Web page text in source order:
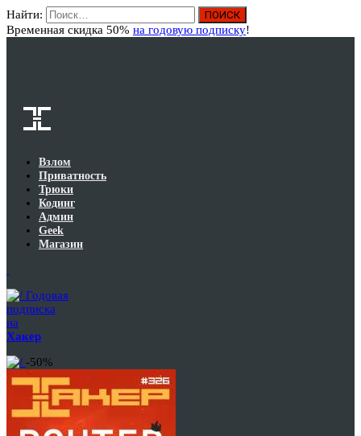
Найти:
Временная скидка 50% на годовую подписку!
Взлом
Приватность
Трюки
Кодинг
Админ
Geek
Магазин
Годовая
подписка
на
Хакер
-50%